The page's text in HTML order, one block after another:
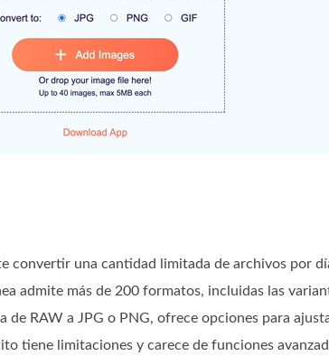
convertir una cantidad limitada de archivos por
admite más de 200 formatos, incluidas las
RAW a JPG o PNG, ofrece opciones para
tiene limitaciones y carece de funciones